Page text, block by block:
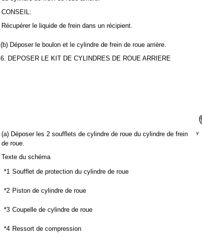
CONSEIL:
Récupérer le liquide de frein dans un récipient.
(b) Déposer le boulon et le cylindre de frein de roue arrière.
6. DEPOSER LE KIT DE CYLINDRES DE ROUE ARRIERE
(a) Déposer les 2 soufflets de cylindre de roue du cylindre de frein
de roue.
Texte du schéma
*1 Soufflet de protection du cylindre de roue
*2 Piston de cylindre de roue
*3 Coupelle de cylindre de roue
*4 Ressort de compression